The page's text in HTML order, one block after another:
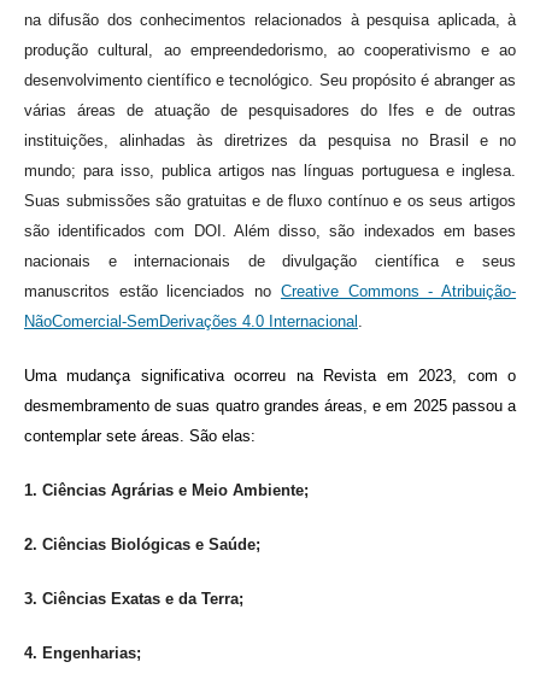
na difusão dos conhecimentos relacionados à pesquisa aplicada, à
produção cultural, ao empreendedorismo, ao cooperativismo e ao
desenvolvimento científico e tecnológico. Seu propósito é abranger as
várias áreas de atuação de pesquisadores do Ifes e de outras
instituições, alinhadas às diretrizes da pesquisa no Brasil e no
mundo; para isso, publica artigos nas línguas portuguesa e inglesa.
Suas submissões são gratuitas e de fluxo contínuo e os seus artigos
são identificados com DOI. Além disso, são indexados em bases
nacionais e internacionais de divulgação científica e seus
manuscritos estão licenciados no Creative Commons - Atribuição-
NãoComercial-SemDerivações 4.0 Internacional
Uma mudança significativa ocorreu na Revista em 2023, com o
desmembramento de suas quatro grandes áreas, e em 2025 passou a
contemplar sete áreas. São elas:
1. Ciências Agrárias e Meio Ambiente;
2. Ciências Biológicas e Saúde;
3. Ciências Exatas e da Terra;
4. Engenharias;